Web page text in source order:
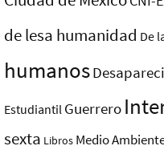
de lesa humanidad De
humanos
Estudiantil Guerrero
sexta Libros Medio